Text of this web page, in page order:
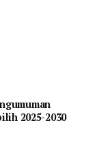
2025-2030